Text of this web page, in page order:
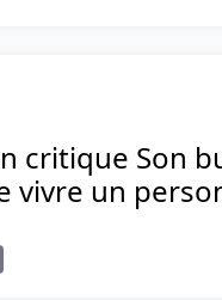
critique Son
vivre un